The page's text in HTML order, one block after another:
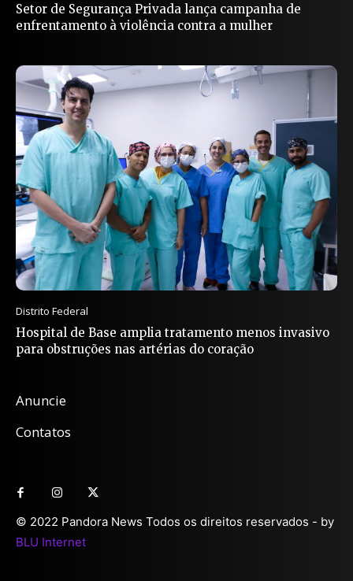
Setor de Segurança Privada lança campanha de
enfrentamento à violência contra a mulher
Distrito Federal
Hospital de Base amplia tratamento menos invasivo
para obstruções nas artérias do coração
Anuncie
Contatos
© 2022 Pandora News Todos os direitos reservados - by
BLU Internet